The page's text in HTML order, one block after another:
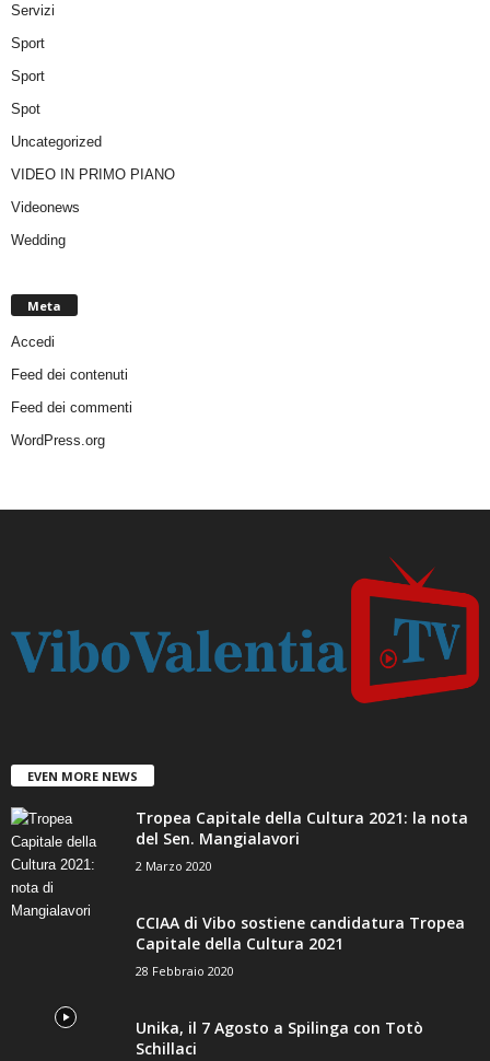
Servizi
Sport
Sport
Spot
Uncategorized
VIDEO IN PRIMO PIANO
Videonews
Wedding
Meta
Accedi
Feed dei contenuti
Feed dei commenti
WordPress.org
EVEN MORE NEWS
Tropea Capitale della Cultura 2021: la nota
del Sen. Mangialavori
2 Marzo 2020
CCIAA di Vibo sostiene candidatura Tropea
Capitale della Cultura 2021
28 Febbraio 2020
Unika, il 7 Agosto a Spilinga con Totò
Schillaci